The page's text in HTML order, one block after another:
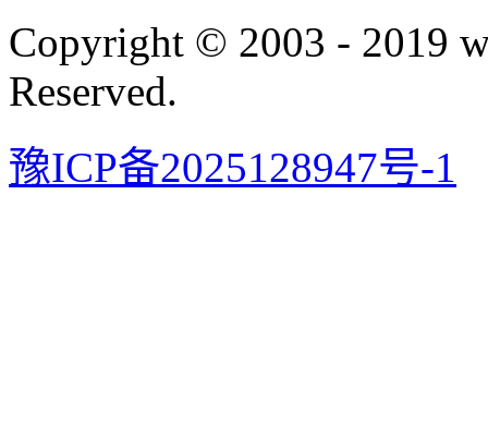
Copyright © 2003 - 2019
Reserved.
豫ICP备2025128947号-1